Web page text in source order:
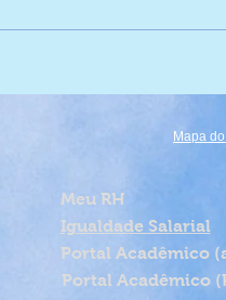
Vice Campeãs de
Mapa
Meu RH
Igualdade Salarial
Portal Acadêmico
Portal Acadêmico